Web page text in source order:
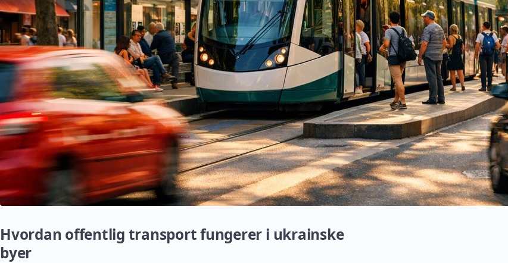
Hvordan offentlig transport fungerer i ukrainske
byer